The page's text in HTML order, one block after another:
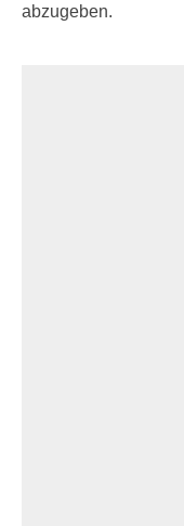
abzugeben.